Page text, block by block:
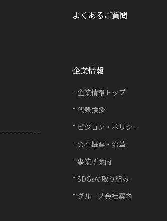
よくあるご質問
企業情報
企業情報トップ
代表挨拶
ビジョン・ポリシー
会社概要・沿革
事業所案内
SDGsの取り組み
グループ会社案内